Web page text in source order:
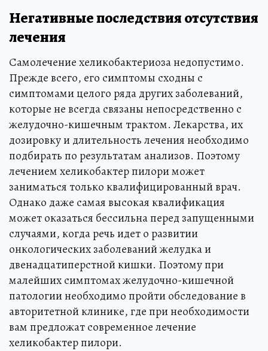
Негативные последствия отсутствия
лечения
Самолечение хеликобактериоза недопустимо.
Прежде всего, его симптомы сходны с
симптомами целого ряда других заболеваний,
которые не всегда связаны непосредственно с
желудочно-кишечным трактом. Лекарства, их
дозировку и длительность лечения необходимо
подбирать по результатам анализов. Поэтому
лечением хеликобактер пилори может
заниматься только квалифицированный врач.
Однако даже самая высокая квалификация
может оказаться бессильна перед запущенными
случаями, когда речь идет о развитии
онкологических заболеваний желудка и
двенадцатиперстной кишки. Поэтому при
малейших симптомах желудочно-кишечной
патологии необходимо пройти обследование в
авторитетной клинике, где при необходимости
вам предложат современное лечение
хеликобактер пилори.